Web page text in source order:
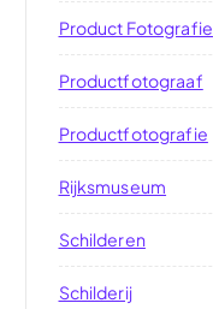
Product Fotografie
Productfotograaf
Productfotografie
Rijksmuseum
Schilderen
Schilderij